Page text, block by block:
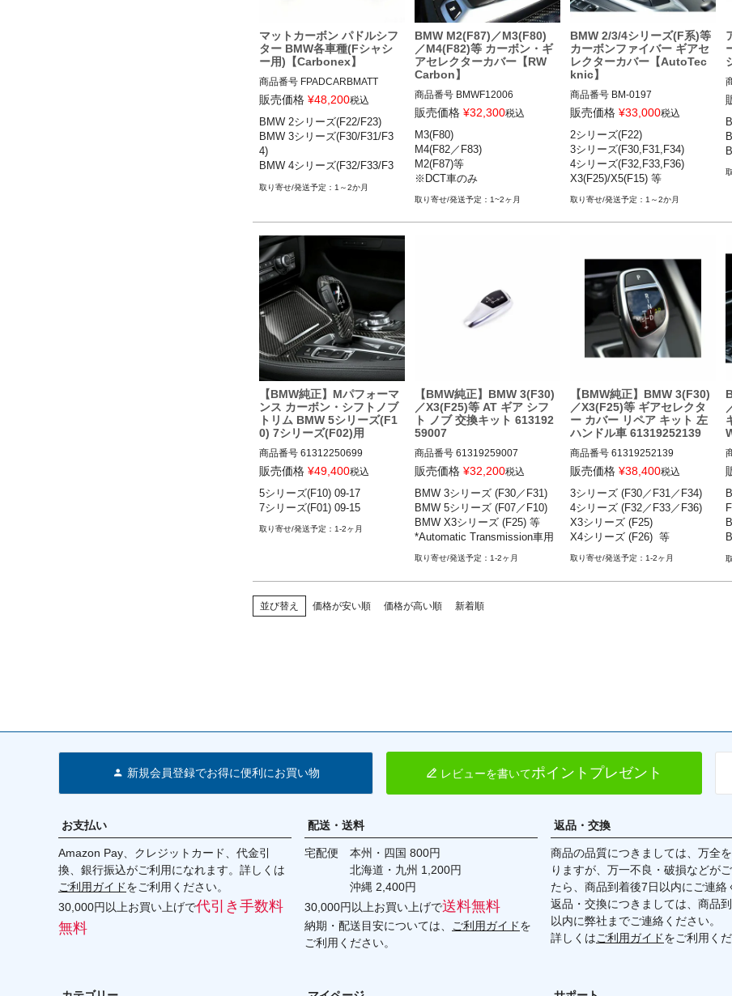
マットカーボン パドルシフ
ター BMW各車種(Fシャシ
ー用)【Carbonex】
商品番号 FPADCARBMATT
FPADCARBMATT
BMW 2シリーズ(F22/F23) 14-21
BMW 3シリーズ(F30/F31/F34) 1
2-19
BMW 4シリーズ(F32/F33/F36) 1
3-19
BMW X3(F25) 11-17
BMW X4(F26) 14-18
BMW M2(F87) 16-20
BMW M2コンペティション 18-2
1
BMW M3(F80) 13-19
BMW M4(F82) 13-19
販売価格 ¥48,200税込
BMW 2シリーズ(F22/F23)
BMW 3シリーズ(F30/F31/F3
4)
BMW 4シリーズ(F32/F33/F3
BMW 5シリーズ(F10/F11)等
1～2か月
BMW M2(F87)／M3(F80)
／M4(F82)等 カーボン・ギ
アセレクターカバー【RW
Carbon】
商品番号 BMWF12006
bmwf12006
M2(F87) 16-21
M3(F80) 14-19
M4(F82/F83) 14-20
M5(F10) 12-16
M6(F06/F12/F13) 12-15
X6M(F86) 15-18
販売価格 ¥32,300税込
M3(F80)
M4(F82／F83)
M2(F87)等
※DCT車のみ
1~2ヶ月
BMW 2/3/4シリーズ(F系)等
カーボンファイバー ギアセ
レクターカバー【AutoTec
knic】
商品番号 BM-0197
BM-0197
BMW 2シリーズ(F22,F23)
BMW 3シリーズ(F30,F31,F34)
BMW 4シリーズ(F32,F33.F36)
BMW 5シリーズ(F07,F10.F11)
BMW 6シリーズ(F06,F12.F13)
BMW X3(F25)
販売価格 ¥33,000税込
2シリーズ(F22)
3シリーズ(F30,F31,F34)
4シリーズ(F32,F33,F36)
X3(F25)/X5(F15) 等
1～2か月
【BMW純正】Mパフォーマ
ンス カーボン・シフトノブ
トリム BMW 5シリーズ(F1
0) 7シリーズ(F02)用
商品番号 61312250699
61312250699
5シリーズ(F10) 09-17
7シリーズ(F01) 09-15
販売価格 ¥49,400税込
5シリーズ(F10) 09-17
7シリーズ(F01) 09-15
1-2ヶ月
【BMW純正】BMW 3(F30)
／X3(F25)等 AT ギア シフ
ト ノブ 交換キット 613192
59007
商品番号 61319259007
61319259007
BMW 2シリーズ (F22／F23) 15-
22
BMW 3シリーズ (F30／F31／F3
4) 12-19
BMW 4シリーズ (F32／F33／F3
BMW 5シリーズ (F07／F10) 09-
16
BMW 6シリーズ (F06／F12／F1
販売価格 ¥32,200税込
BMW 3シリーズ (F30／F31)
BMW 5シリーズ (F07／F10)
BMW X3シリーズ (F25) 等
*Automatic Transmission車用
1-2ヶ月
【BMW純正】BMW 3(F30)
／X3(F25)等 ギアセレクタ
ー カバー リペア キット 左
ハンドル車 61319252139
商品番号 61319252139
61319252139
2シリーズ (F22／F23) 15-22
3シリーズ (F30／F31／F34) 12-
19
4シリーズ (F32／F33／F36) 14-
20
6シリーズ (F06／F12／F13) 11-
販売価格 ¥38,400税込
3シリーズ (F30／F31／F34)
4シリーズ (F32／F33／F36)
X3シリーズ (F25)
X4シリーズ (F26)  等
1-2ヶ月
並び替え 価格が安い順 価格が高い順 新着順
新規会員登録でお得に便利にお買い物 レビューを書いてポイントプレゼント
お支払い
Amazon Pay、クレジットカード、代金引
換、銀行振込がご利用になれます。詳しくは
ご利用ガイドをご利用ください。
30,000円以上お買い上げで代引き手数料
無料
配送・送料
宅配便 本州・四国 800円
北海道・九州 1,200円
沖縄 2,400円
30,000円以上お買い上げで送料無料
納期・配送目安については、 ご利用ガイドを
ご利用ください。
返品・交換
商品の品質につきましては、万全
りますが、万一不良・破損などが
たら、商品到着後7日以内にご連絡
返品・交換につきましては、商品
以内に弊社までご連絡ください。
詳しくはご利用ガイドをご利用くだ